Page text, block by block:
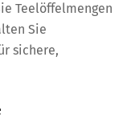
Teelöffelmengen
Sie
sichere,